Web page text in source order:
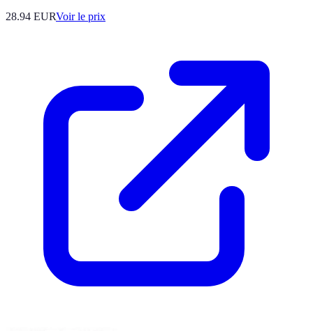
28.94 EURVoir le prix